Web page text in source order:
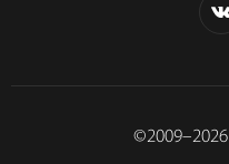
©2009–2026